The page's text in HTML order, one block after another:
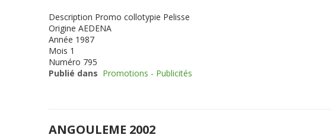
Description Promo collotypie Pelisse
Origine AEDENA
Année 1987
Mois 1
Numéro 795
Publié dans Promotions - Publicités
ANGOULEME 2002